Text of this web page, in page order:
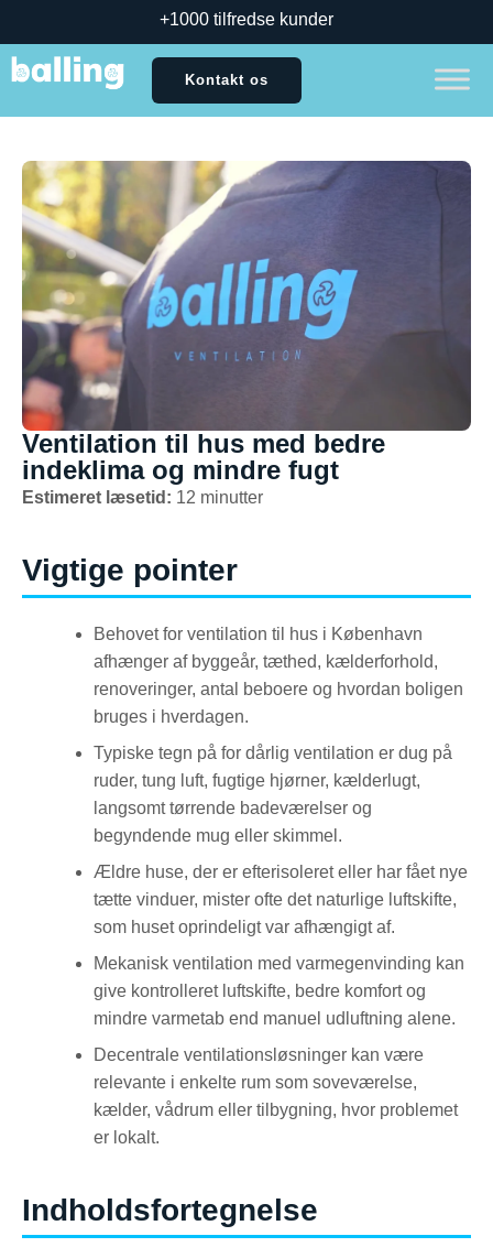
+1000 tilfredse kunder
Kontakt os
Ventilation til hus med bedre
indeklima og mindre fugt
Estimeret læsetid: 12 minutter
Vigtige pointer
Behovet for ventilation til hus i København
afhænger af byggeår, tæthed, kælderforhold,
renoveringer, antal beboere og hvordan boligen
bruges i hverdagen.
Typiske tegn på for dårlig ventilation er dug på
ruder, tung luft, fugtige hjørner, kælderlugt,
langsomt tørrende badeværelser og
begyndende mug eller skimmel.
Ældre huse, der er efterisoleret eller har fået nye
tætte vinduer, mister ofte det naturlige luftskifte,
som huset oprindeligt var afhængigt af.
Mekanisk ventilation med varmegenvinding kan
give kontrolleret luftskifte, bedre komfort og
mindre varmetab end manuel udluftning alene.
Decentrale ventilationsløsninger kan være
relevante i enkelte rum som soveværelse,
kælder, vådrum eller tilbygning, hvor problemet
er lokalt.
Indholdsfortegnelse